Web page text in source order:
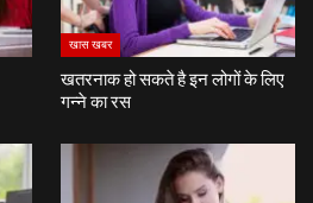
खास खबर
खतरनाक हो सकते है इन लोगों के लिए
गन्ने का रस